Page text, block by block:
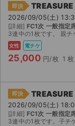
即決
2026/09/05(土)
[詳細] FC1次 一般指定
3連中の1枚です。 親チケ譲渡になりますので
女性 電チケ
25,000 円/枚 1 枚
即決
2026/09/05(土)
[詳細] FC1次 一般指定
3連中の1枚です。子チケですので分